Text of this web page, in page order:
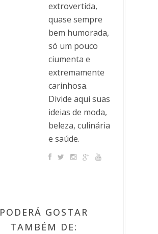
extrovertida,
quase sempre
bem humorada,
só um pouco
ciumenta e
extremamente
carinhosa.
Divide aqui suas
ideias de moda,
beleza, culinária
e saúde.
PODERÁ GOSTAR
TAMBÉM DE: